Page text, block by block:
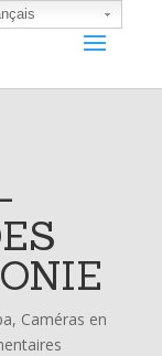
, Caméras en